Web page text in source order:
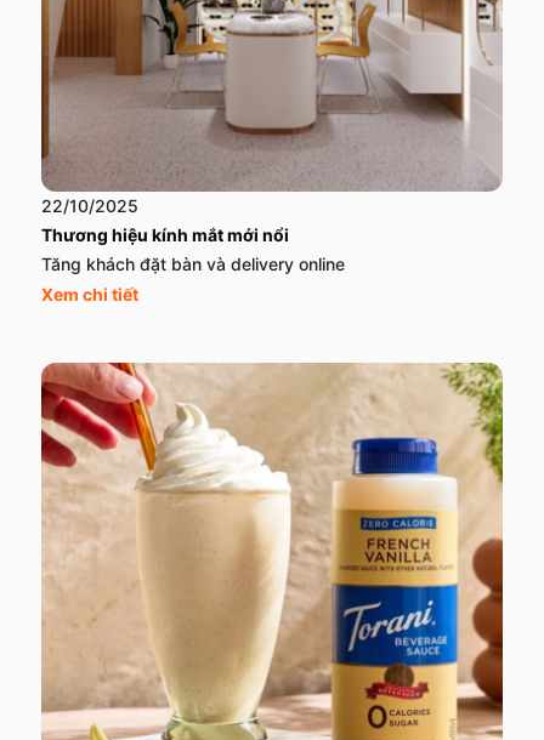
22/10/2025
Thương hiệu kính mắt mới nổi
Tăng khách đặt bàn và delivery online
Xem chi tiết